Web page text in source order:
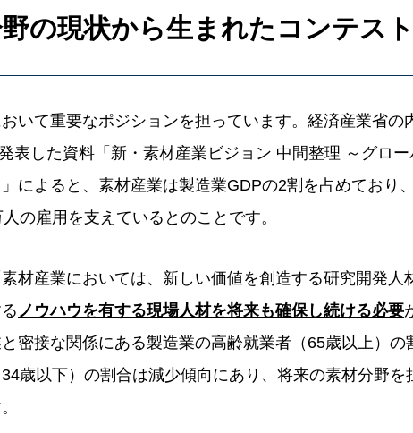
の現状から生まれたコンテスト
いて重要なポジションを担っています。経済産業省の
表した資料「新・素材産業ビジョン 中間整理 ～グロ
によると、素材産業は製造業GDPの2割を占めており
の雇用を支えているとのことです。
材産業においては、新しい価値を創造する研究開発人
ノウハウを有する現場人材を将来も確保し続ける必要
密接な関係にある製造業の高齢就業者（65歳以上）の
歳以下）の割合は減少傾向にあり、将来の素材分野を